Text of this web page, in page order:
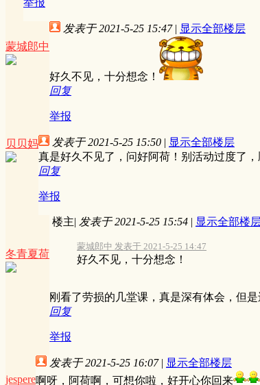
蒙城郎中
发表于 2021-5-25 15:47 | 显示全部楼层
好久不见，十分想念！
回复
举报
贝贝妈 发表于 2021-5-25 15:50 | 显示全部楼层
真是好久不见了，问好阿荷！别活动过度了，
回复
举报
冬青夏荷
楼主| 发表于 2021-5-25 15:54 | 显示全部楼
蒙城郎中 发表于 2021-5-25 14:47
好久不见，十分想念！
刚看了劳损的几堂课，真是深有体会，但
回复
举报
jespere
发表于 2021-5-25 16:07 | 显示全部楼层
啊呀，阿荷啊，可想你啦，好开心你回来